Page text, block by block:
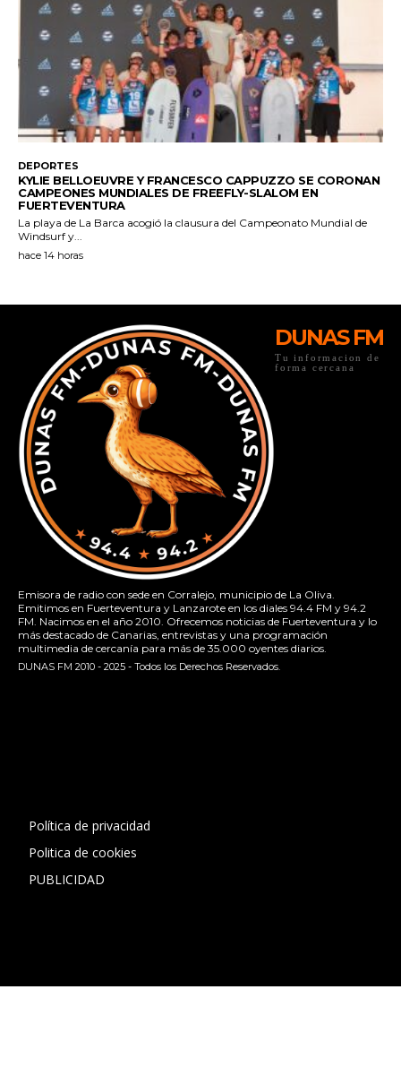
DUNAS FM
Tu informacion de
forma cercana
Emisora de radio con sede en Corralejo, municipio de La Oliva.
Emitimos en Fuerteventura y Lanzarote en los diales 94.4 FM y 94.2
FM. Nacimos en el año 2010. Ofrecemos noticias de Fuerteventura y lo
más destacado de Canarias, entrevistas y una programación
multimedia de cercanía para más de 35.000 oyentes diarios.
DUNAS FM 2010 - 2025 - Todos los Derechos Reservados.
Política de privacidad
Politica de cookies
PUBLICIDAD